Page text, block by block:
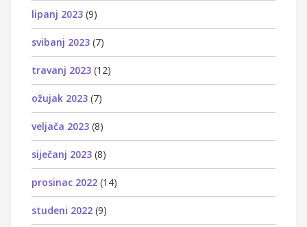
lipanj 2023 (9)
svibanj 2023 (7)
travanj 2023 (12)
ožujak 2023 (7)
veljača 2023 (8)
siječanj 2023 (8)
prosinac 2022 (14)
studeni 2022 (9)